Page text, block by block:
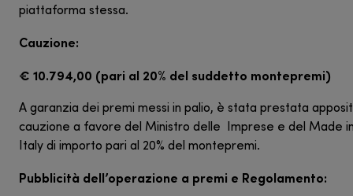
piattaforma stessa.
Cauzione:
€ 10.794,00 (pari al 20% del suddetto montepremi)
A garanzia dei premi messi in palio, è stata prestata
cauzione a favore del Ministro delle Imprese e del Made
Italy di importo pari al 20% del montepremi.
Pubblicità dell’operazione a premi e Regolamento: